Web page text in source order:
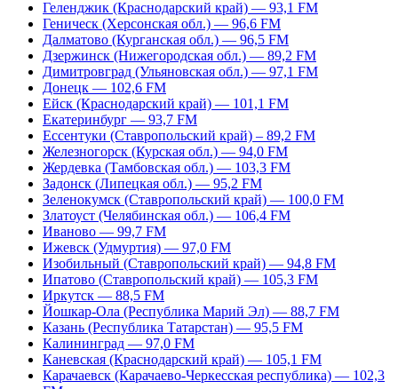
Геленджик (Краснодарский край) — 93,1 FM
Геническ (Херсонская обл.) — 96,6 FM
Далматово (Курганская обл.) — 96,5 FM
Дзержинск (Нижегородская обл.) — 89,2 FM
Димитровград (Ульяновская обл.) — 97,1 FM
Донецк — 102,6 FM
Ейск (Краснодарский край) — 101,1 FM
Екатеринбург — 93,7 FM
Ессентуки (Ставропольский край) – 89,2 FM
Железногорск (Курская обл.) — 94,0 FM
Жердевка (Тамбовская обл.) — 103,3 FM
Задонск (Липецкая обл.) — 95,2 FM
Зеленокумск (Ставропольский край) — 100,0 FM
Златоуст (Челябинская обл.) — 106,4 FM
Иваново — 99,7 FM
Ижевск (Удмуртия) — 97,0 FM
Изобильный (Ставропольский край) — 94,8 FM
Ипатово (Ставропольский край) — 105,3 FM
Иркутск — 88,5 FM
Йошкар-Ола (Республика Марий Эл) — 88,7 FM
Казань (Республика Татарстан) — 95,5 FM
Калининград — 97,0 FM
Каневская (Краснодарский край) — 105,1 FM
Карачаевск (Карачаево-Черкесская республика) — 102,3